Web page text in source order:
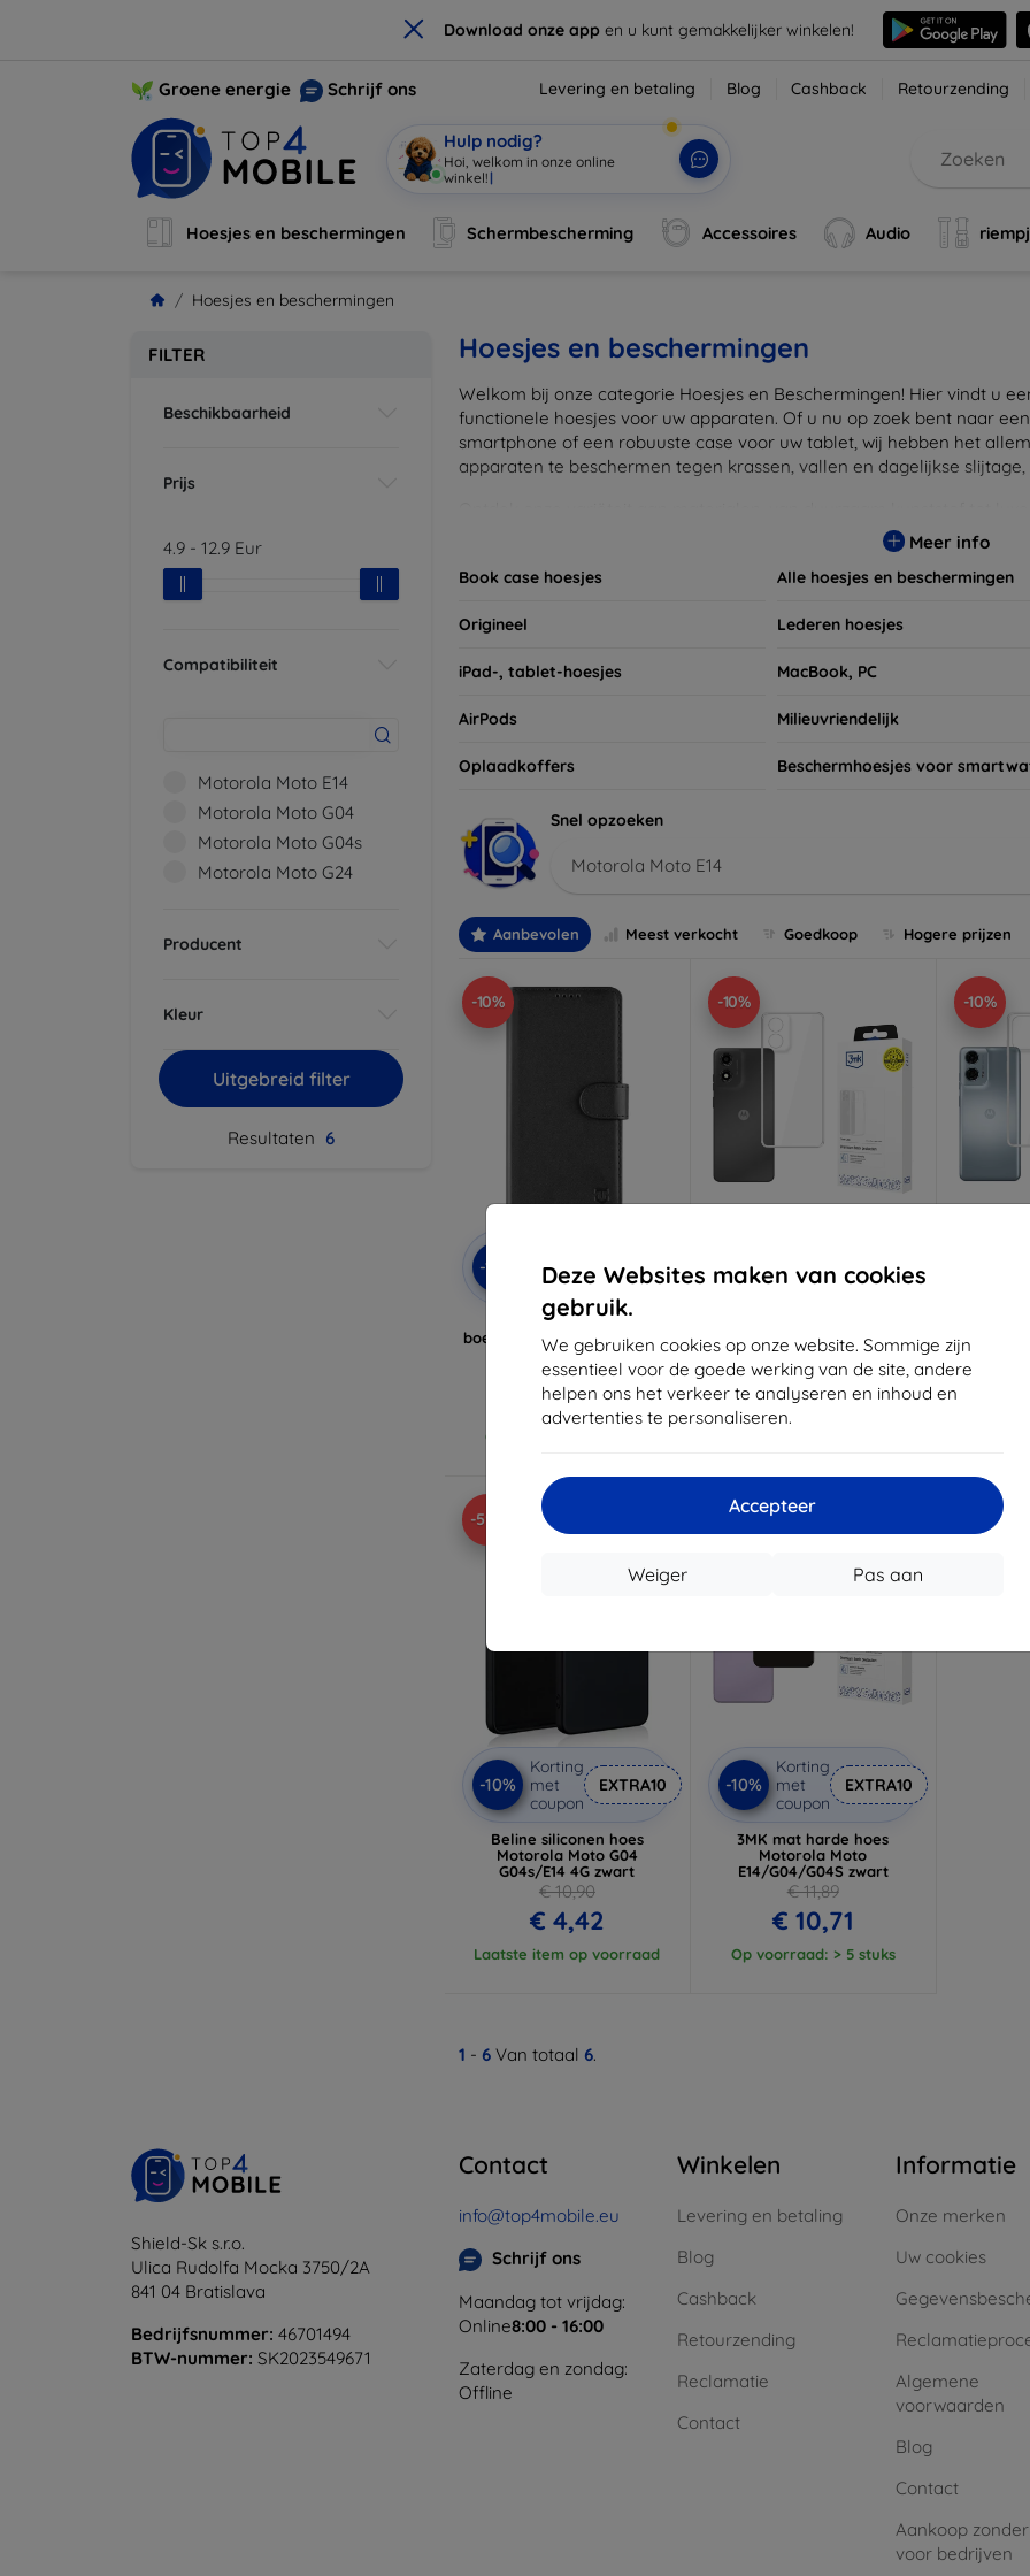
× Download onze app en u kunt gemakkelijker winkelen!
Deze Websites maken van cookies
gebruik.
We gebruiken cookies op onze website. Sommige zijn
essentieel voor de goede werking van de site, andere
helpen ons het verkeer te analyseren en inhoud en
advertenties te personaliseren.
Accepteer
Pas aan
Weiger
Groene energie Schrijf ons Levering en betaling Blog Cashback Retourzending
Hulp nodig?
Hoi, welkom in onze online
winke|
Hoesjes en beschermingen Schermbescherming Accessoires Audio
Hoesjes en beschermingen
FILTER
Beschikbaarheid
Prijs
4.9 - 12.9 Eur
Compatibiliteit
Motorola Moto E14
Motorola Moto G04
Motorola Moto G04s
Motorola Moto G24
Producent
Kleur
Uitgebreid filter
Resultaten 6
Hoesjes en beschermingen
Welkom bij onze categorie Hoesjes en Beschermingen! Hier vindt u
functionele hoesjes voor uw apparaten. Of u nu op zoek bent naar
smartphone of een robuuste case voor uw tablet, wij hebben het
apparaten te beschermen tegen krassen, vallen en dagelijkse
Vergeet niet om ook naar onze schermbeschermers en andere
van uw apparaten. Shop nu en geef uw apparaat de bescherming die
Meer info
Book case hoesjes Alle hoesjes en beschermingen
Origineel Lederen hoesjes
iPad-, tablet-hoesjes MacBook, PC
AirPods Milieuvriendelijk
Oplaadkoffers Beschermhoesjes voor
Snel opzoeken
Motorola Moto E14
Aanbevolen Meest verkocht Goedkoop Hogere prijzen
-10%
-10%
met
coupon
EXTRA10
Tactical Field Notes
boekhoes voor Motorola E14
zwart (57983121902)
€ 12,90
€ 11,60
Op voorraad: > 5 stuks
-10%
-10%
met
coupon
EXTRA10
Motorola Moto
E14/G04/G04S
€ 11,89
€ 10,71
-10%
3MK
Motorola
Op
-59%
-10%
Korting
met
coupon
EXTRA10
Beline siliconen hoes
Motorola Moto G04
G04s/E14 4G zwart
€ 10,90
€ 4,42
Laatste item op voorraad
-10%
-10%
Korting
met
coupon
EXTRA10
3MK mat harde hoes
Motorola Moto
E14/G04/G04S zwart
€ 11,89
€ 10,71
Op voorraad: > 5 stuks
1 - 6 Van totaal 6.
Shield-Sk s.r.o.
Ulica Rudolfa Mocka 3750/2A
841 04 Bratislava
Bedrijfsnummer: 46701494
BTW-nummer: SK2023549671
Contact
info@top4mobile.eu
Schrijf ons
Maandag tot vrijdag:
Online8:00 - 16:00
Zaterdag en zondag:
Offline
Winkelen
Levering en betaling
Blog
Cashback
Retourzending
Reclamatie
Contact
Informatie
Onze merken
Uw cookies
Algemene
voorwaarden
Blog
Contact
Aankoop
voor bedrijven